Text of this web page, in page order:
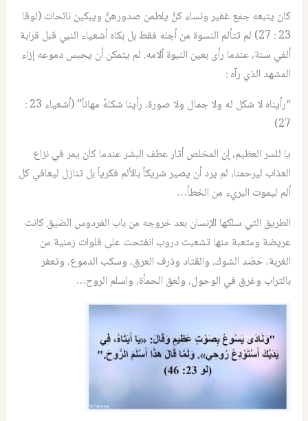
كان يتبعه جمع غفير ونساء كنَّ يلطمن صدورهنَّ ويبكين نائحات (لوقا
23 : 27) لم تتألم النسوة من أجله فقط بل بكاه أشعياء النبي قبل قرابة
ألفي سنة، عندما رأى بعين النبوة آلامه. لم يتمكن أن يحبس دموعه إزاء
المشهد الذي رآه :
“رأيناه لا شكل له ولا جمال ولا صورة، رأينا شكلهً مهاناً” (أشعياء 23 :
27)
يا للسر العظيم، إن المخلص أثار عطف البشر عندما كان يمر في نزاع
العذاب ليرحمنا، لم يرد أن يصير شريكاً بالألم فكرياً بل تنازل ليعافي كل
ألم ليموت البريء من الخطأ…
الطريق التي سلكها الإنسان بعد خروجه من باب الفردوس الضيق كانت
عريضة ومتعبة منها تشعبت دروب انفتحت على فلوات زمنية من
الغربة، حَصَد الشوك، والقتاد وذرف العرق، وسكب الدموع، وتعفر
بالتراب وغرق في الوحول، ولعق الحمأة، واسلم الروح…